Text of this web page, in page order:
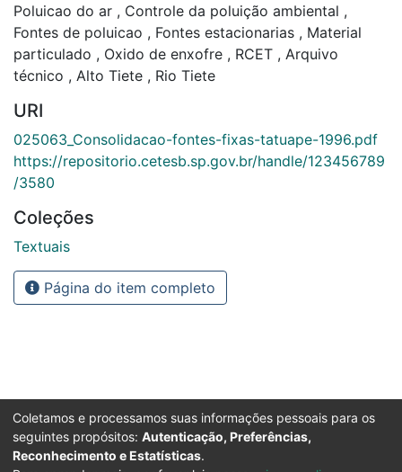
Poluicao do ar , Controle da poluição ambiental ,
Fontes de poluicao , Fontes estacionarias , Material
particulado , Oxido de enxofre , RCET , Arquivo
técnico , Alto Tiete , Rio Tiete
URI
025063_Consolidacao-fontes-fixas-tatuape-1996.pdf
https://repositorio.cetesb.sp.gov.br/handle/123456789
/3580
Coleções
Textuais
Página do item completo
Coletamos e processamos suas informações pessoais para os
seguintes propósitos: Autenticação, Preferências,
Reconhecimento e Estatísticas.